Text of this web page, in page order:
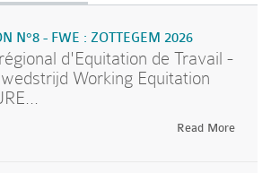
N°8 - FWE : ZOTTEGEM 2026
d'Equitation de Travail -
Working Equitation
Read More